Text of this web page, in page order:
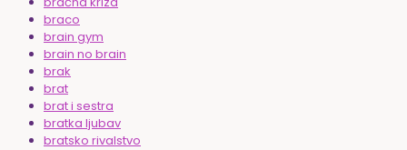
braco
brain gym
brain no brain
brak
brat
brat i sestra
bratka ljubav
bratsko rivalstvo